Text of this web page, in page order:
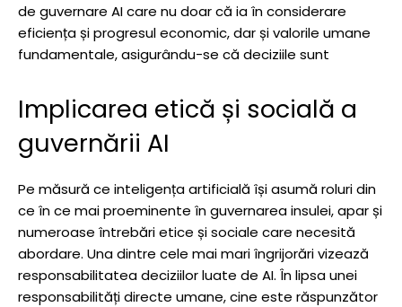
de guvernare AI care nu doar că ia în considerare
eficiența și progresul economic, dar și valorile umane
fundamentale, asigurându-se că deciziile sunt
Implicarea etică și socială a
guvernării AI
Pe măsură ce inteligența artificială își asumă roluri din
ce în ce mai proeminente în guvernarea insulei, apar și
numeroase întrebări etice și sociale care necesită
abordare. Una dintre cele mai mari îngrijorări vizează
responsabilitatea deciziilor luate de AI. În lipsa unei
responsabilități directe umane, cine este răspunzător